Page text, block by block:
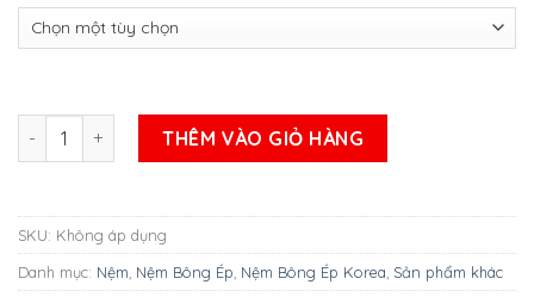
Nệm Bông Ép Seoul Hàn Quốc số lượng
THÊM VÀO GIỎ HÀNG
SKU: Không áp dụng
Danh mục: Nệm Nệm Bông Ép Nệm Bông Ép Korea Sản phẩm khác